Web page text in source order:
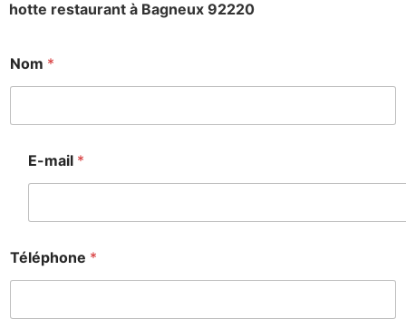
hotte restaurant à Bagneux 92220
Nom *
E-mail *
Téléphone *